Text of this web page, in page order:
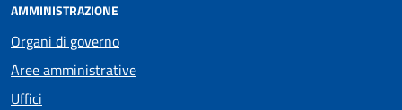
AMMINISTRAZIONE
Organi di governo
Aree amministrative
Uffici